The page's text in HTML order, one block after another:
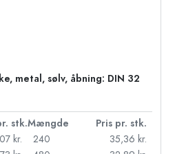
metal, sølv, åbning: DIN 32
stk.Mængde
Pris pr. stk.
kr.
240
35,36 kr.